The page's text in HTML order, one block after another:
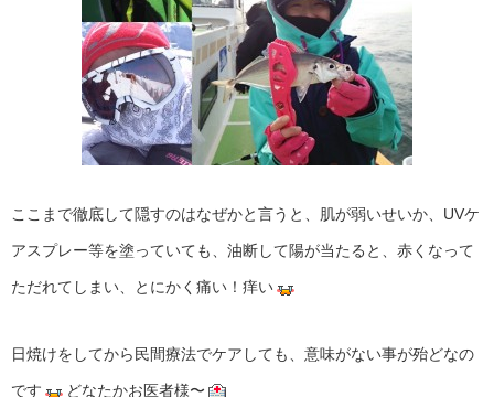
ここまで徹底して隠すのはなぜかと言うと、肌が弱いせいか、UVケ
アスプレー等を塗っていても、油断して陽が当たると、赤くなって
ただれてしまい、とにかく痛い！痒い
日焼けをしてから民間療法でケアしても、意味がない事が殆どなの
です どなたかお医者様〜